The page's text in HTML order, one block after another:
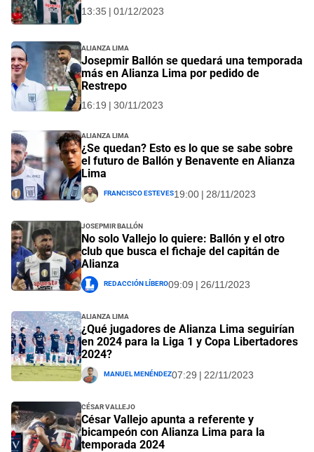
13:35 | 01/12/2023
Alianza Lima
Josepmir Ballón se quedará una temporada
más en Alianza Lima por pedido de
Restrepo
16:19 | 30/11/2023
Alianza Lima
¿Se quedan? Esto es lo que se sabe sobre
el futuro de Ballón y Benavente en Alianza
Lima
Francisco Esteves19:00 | 28/11/2023
Josepmir Ballón
No solo Vallejo lo quiere: Ballón y el otro
club que busca el fichaje del capitán de
Alianza
Redacción Líbero09:09 | 26/11/2023
Alianza Lima
¿Qué jugadores de Alianza Lima seguirían
en 2024 para la Liga 1 y Copa Libertadores
2024?
Manuel Menéndez07:29 | 22/11/2023
César Vallejo
César Vallejo apunta a referente y
bicampeón con Alianza Lima para la
temporada 2024